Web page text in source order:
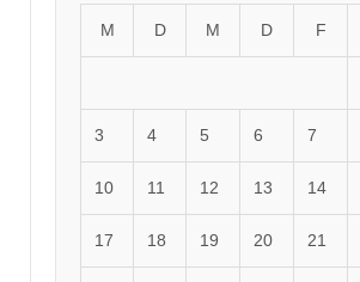
M D M D F
3 4 5 6 7
10 11 12 13 14
17 18 19 20 21